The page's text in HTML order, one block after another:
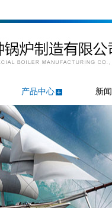
产品中心 新